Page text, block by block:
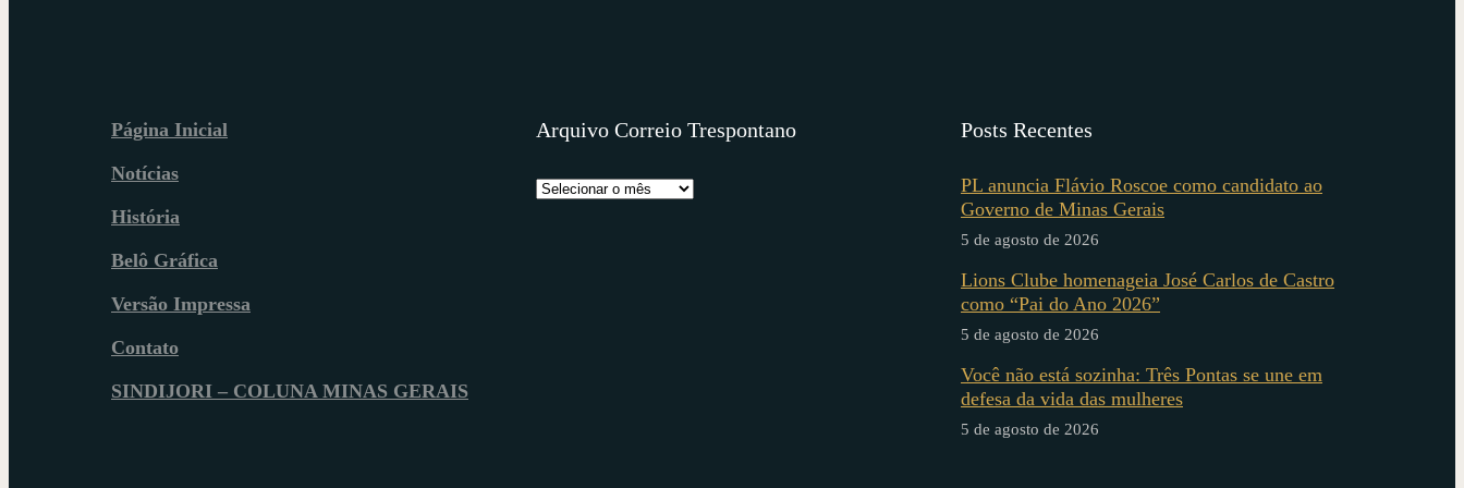
Página Inicial
Notícias
História
Belô Gráfica
Versão Impressa
Contato
SINDIJORI – COLUNA MINAS GERAIS
Arquivo Correio Trespontano Posts Recentes
PL anuncia Flávio Roscoe como candidato ao
Governo de Minas Gerais
5 de agosto de 2026
Lions Clube homenageia José Carlos de Castro
como “Pai do Ano 2026”
5 de agosto de 2026
Você não está sozinha: Três Pontas se une em
defesa da vida das mulheres
5 de agosto de 2026